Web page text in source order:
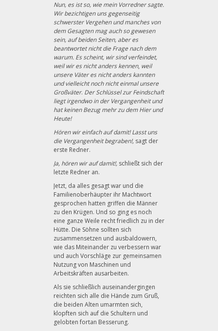
Nun, es ist so, wie mein Vorredner sagte.
Wir bezichtigen uns gegenseitig
schwerster Vergehen und manches von
dem Gesagten mag auch so gewesen
sein, auf beiden Seiten, aber es
beantwortet nicht die Frage nach dem
warum. Es scheint, wir sind verfeindet,
weil wir es nicht anders kennen, weil
unsere Väter es nicht anders kannten
und vielleicht noch nicht einmal unsere
Großväter. Der Schlüssel zur Feindschaft
liegt irgendwo in der Vergangenheit und
hat keinen Bezug mehr zu dem Hier und
Heute!
Hören wir einfach auf damit! Lasst uns
die Vergangenheit begraben!, sagt der
erste Redner.
Ja, hören wir auf damit!, schließt sich der
letzte Redner an.
Jetzt, da alles gesagt war und die
Familienoberhäupter ihr Machtwort
gesprochen hatten griffen die Männer
zu den Krügen. Und so ging es noch
eine ganze Weile recht friedlich zu in der
Hütte. Die Söhne sollten sich
zusammensetzen und ausbaldowern,
wie das Miteinander zu verbessern war
und auch Vorschläge zur gemeinsamen
Nutzung von Maschinen und
Arbeitskräften ausarbeiten.
Als sie schließlich auseinandergingen
reichten sich alle die Hände zum Gruß,
die beiden Alten umarmten sich,
klopften sich auf die Schultern und
gelobten fortan Besserung.